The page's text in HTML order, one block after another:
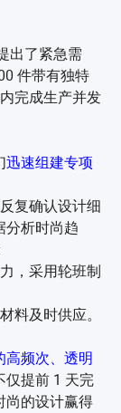
出了紧急需
件带有独特
完成生产并发
迅速组建专项
复确认设计细
分析时尚趋
，采用轮班制
料及时供应。
高频次、透明
仅提前 1 天完
尚的设计赢得